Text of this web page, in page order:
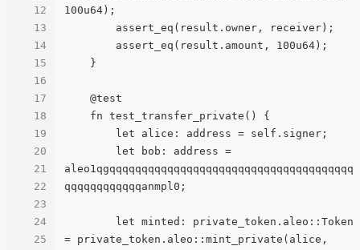
12
13
14
15
16
17
18
19
20
21
22
23
24
25
100u64);
aleo1qgqqqqqqqqqqqqqqqqqqqqqqqqqqqqqqqqqqqqqq
qqqqqqqqqqqqanmpl0;
= private_token.aleo::mint_private(alice,